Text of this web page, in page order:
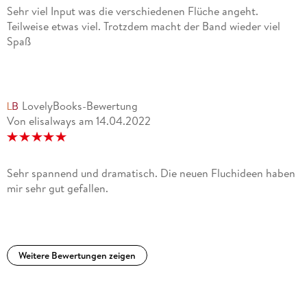
Sehr viel Input was die verschiedenen Flüche angeht.
Teilweise etwas viel. Trotzdem macht der Band wieder viel
Spaß
LovelyBooks-Bewertung
Von elisalways am 14.04.2022
Sehr spannend und dramatisch. Die neuen Fluchideen haben
mir sehr gut gefallen.
Weitere Bewertungen zeigen